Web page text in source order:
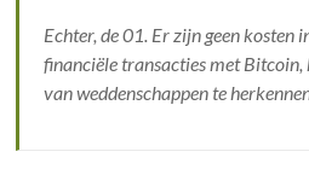
Echter, de 01. Er zijn geen kosten
financiële transacties met Bitcoin,
van weddenschappen te